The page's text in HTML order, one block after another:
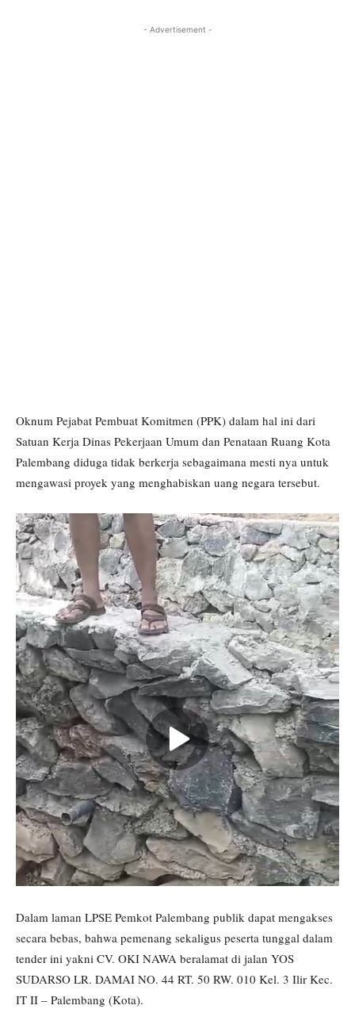
- Advertisement -
Oknum Pejabat Pembuat Komitmen (PPK) dalam hal ini dari
Satuan Kerja Dinas Pekerjaan Umum dan Penataan Ruang Kota
Palembang diduga tidak berkerja sebagaimana mesti nya untuk
mengawasi proyek yang menghabiskan uang negara tersebut.
Dalam laman LPSE Pemkot Palembang publik dapat mengakses
secara bebas, bahwa pemenang sekaligus peserta tunggal dalam
tender ini yakni CV. OKI NAWA beralamat di jalan YOS
SUDARSO LR. DAMAI NO. 44 RT. 50 RW. 010 Kel. 3 Ilir Kec.
IT II – Palembang (Kota).